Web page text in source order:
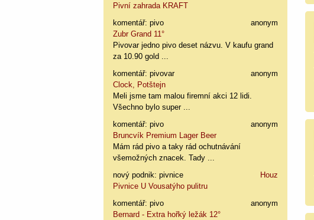
Pivní zahrada KRAFT
komentář: pivo
anonym
Zubr Grand 11°
Pivovar jedno pivo deset názvu. V kaufu grand
za 10.90 gold ...
komentář: pivovar
anonym
Clock, Potštejn
Meli jsme tam malou firemní akci 12 lidi.
Všechno bylo super ...
komentář: pivo
anonym
Bruncvík Premium Lager Beer
Mám rád pivo a taky rád ochutnávání
všemožných znacek. Tady ...
nový podnik: pivnice
Houz
Pivnice U Vousatýho pulitru
komentář: pivo
anonym
Bernard - Extra hořký ležák 12°